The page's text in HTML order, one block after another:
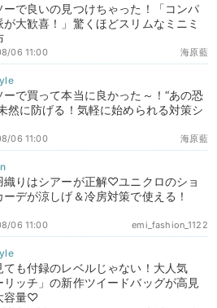
ーで良いの見つけちゃった！「コンパ
が大歓喜！」驚くほどスリムなミニミ
海原藍
06 11:00
ーで買って本当に良かった～！“あの恐
然に防げる！気軽に始められる対策シ
海原藍
06 11:00
織りはシアーが正解♡ユニクロのショ
ーデが涼しげ＆冷房対策で使える！
emi_fashion_1122
06 11:00
ても付録のレベルじゃない！大人気
リッチ」の新作ツイードバッグが高見
容量♡